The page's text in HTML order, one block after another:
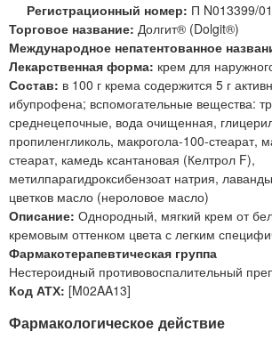
Регистрационный номер: П N013399/
Торговое название: Долгит® (Dolgit®)
Международное непатентованное
Лекарственная форма: крем для
Состав: в 100 г крема содержится 5 г
ибупрофена; вспомогательные вещества:
среднецепочные, вода очищенная,
пропиленгликоль, макрогола-100-стеарат,
стеарат, камедь ксантановая (Келтрол F),
метилпарагидроксибензоат натрия,
цветков масло (нероловое масло)
Описание: Однородный, мягкий крем от
кремовым оттенком цвета с легким
Фармакотерапевтическая группа
Нестероидный противовоспалительный
Код АТХ: [M02AA13]
Фармакологическое действие